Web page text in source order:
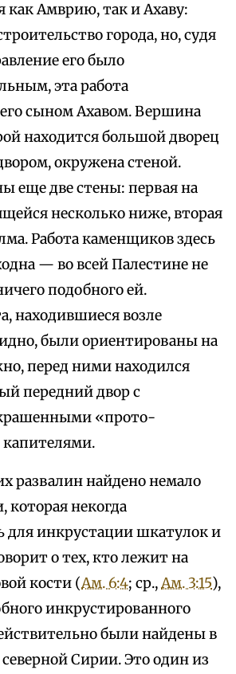
как Амврию, так и Ахаву:
города, но, судя
его было
эта работа
его сыном Ахавом. Вершина
находится большой дворец
окружена стеной.
еще две стены: первая на
несколько ниже, вторая
Работа каменщиков здесь
— во всей Палестине не
подобного ей.
находившиеся возле
были ориентированы на
перед ними находился
передний двор с
«прото-
развалин найдено немало
которая некогда
для инкрустации шкатулок и
о тех, кто лежит на
кости (Ам. 6:4; ср.,Ам. 3:15),
инкрустированного
были найдены в
Сирии. Это один из